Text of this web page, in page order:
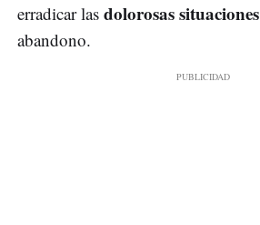
erradicar las dolorosas situaciones
abandono.